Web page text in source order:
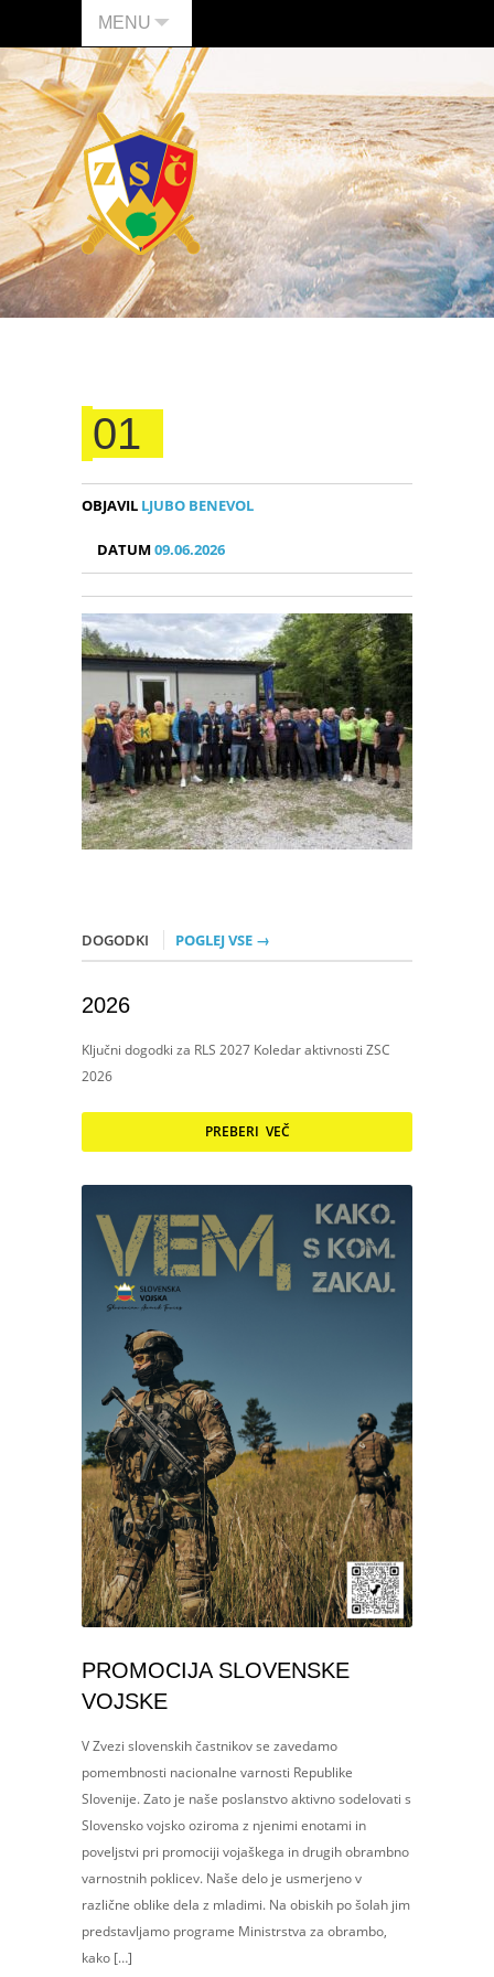
MENU
01
OBJAVIL LJUBO BENEVOL
DATUM09.06.2026
DOGODKI POGLEJ VSE →
2026
Ključni dogodki za RLS 2027 Koledar aktivnosti ZSC
2026
PREBERI VEČ
PROMOCIJA SLOVENSKE
VOJSKE
V Zvezi slovenskih častnikov se zavedamo
pomembnosti nacionalne varnosti Republike
Slovenije. Zato je naše poslanstvo aktivno sodelovati s
Slovensko vojsko oziroma z njenimi enotami in
poveljstvi pri promociji vojaškega in drugih obrambno
varnostnih poklicev. Naše delo je usmerjeno v
različne oblike dela z mladimi. Na obiskih po šolah jim
predstavljamo programe Ministrstva za obrambo,
kako […]